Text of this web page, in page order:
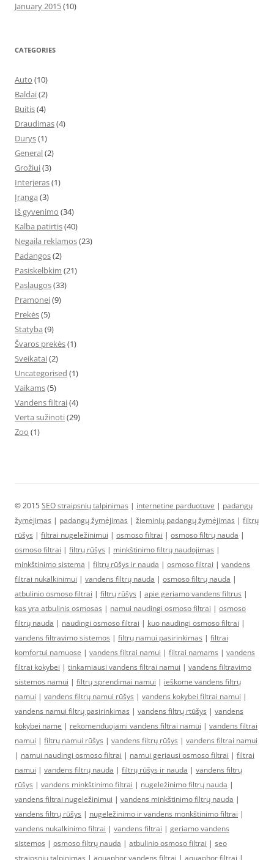
January 2015(10)
CATEGORIES
Auto (10)
Baldai(2)
Buitis(4)
Draudimas(4)
Durys(1)
General(2)
Grožiui(3)
Interjeras(1)
Įranga (3)
Iš gyvenimo (34)
Kalba patirtis(40)
Negaila reklamos(23)
Padangos(2)
Pasiskelbkim (21)
Paslaugos(33)
Pramonei(9)
Prekės(5)
Statyba (9)
Švaros prekės(1)
Sveikatai(2)
Uncategorised (1)
Vaikams(5)
Vandens filtrai(4)
Verta sužinoti(29)
Zoo (1)
© 2015SEO straipsnių talpinimas | internetine parduotuve | padangų
žymėjimas | padangų žymėjimas | žieminių padangų žymėjimas | filtrų
rūšys | filtrai nugeležinimui | osmoso filtrai | osmoso filtrų nauda |
osmoso filtrai | filtrų rūšys | minkštinimo filtrų naudojimas |
minkštinimo sistema | filtrų rūšys ir nauda | osmoso filtrai | vandens
filtrai nukalkinimui | vandens filtrų nauda | osmoso filtrų nauda |
atbulinio osmoso filtrai | filtrų rūšys | apie geriamo vandens filtrus |
kas yra atbulinis osmosas | namui naudingi osmoso filtrai | osmoso
filtrų nauda | naudingi osmoso filtrai | kuo naudingi osmoso filtrai |
vandens filtravimo sistemos | filtrų namui pasirinkimas | filtrai
komfortui namuose | vandens filtrai namui | filtrai namams | vandens
filtrai kokybei | tinkamiausi vandens filtrai namui | vandens filtravimo
sistemos namui | filtrų sprendimai namui | ieškome vandens filtrų
namui | vandens filtrų namui rūšys | vandens kokybei filtrai namui |
vandens namui filtrų pasirinkimas | vandens filtrų rtūšys | vandens
kokybei name | rekomenduojami vandens filtrai namui | vandens filtrai
namui | filtrų namui rūšys | vandens filtrų rūšys | vandens filtrai namui
| namui naudingi osmoso filtrai | namui geriausi osmoso filtrai | filtrai
namui | vandens filtrų nauda | filtrų rūšys ir nauda | vandens filtrų
rūšys | vandens minkštinimo filtrai | nugeležinimo filtrų nauda |
vandens filtrai nugeležinimui | vandens minkštinimo filtrų nauda |
vandens filtrų rūšys | nugeležinimo ir vandens monkštinimo filtrai |
vandens nukalkinimo filtrai | vandens filtrai | geriamo vandens
sistemos | osmoso filtrų nauda | atbulinio osmoso filtrai | seo
straipsniu talpinimas | aquaphor vandens filtrai | aquaphor filtrai |